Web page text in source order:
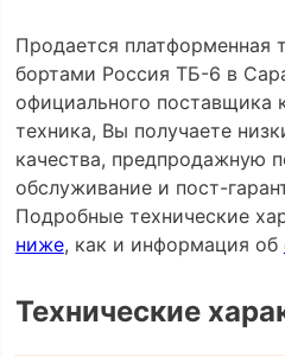
Продается платформенная
бортами Россия ТБ-6 в
официального поставщика
техника, Вы получаете
качества, предпродажную
обслуживание и пост-
Подробные технические
ниже, как и информация об
Технические